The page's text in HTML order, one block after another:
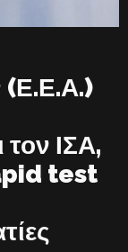
(Ε.Ε.Α.)
τον ΙΣΑ,
test